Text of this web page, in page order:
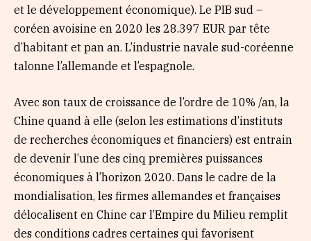
et le développement économique). Le PIB sud –
coréen avoisine en 2020 les 28.397 EUR par tête
d’habitant et pan an. L’industrie navale sud-coréenne
talonne l’allemande et l’espagnole.
Avec son taux de croissance de l’ordre de 10% /an, la
Chine quand à elle (selon les estimations d’instituts
de recherches économiques et financiers) est entrain
de devenir l’une des cinq premières puissances
économiques à l’horizon 2020. Dans le cadre de la
mondialisation, les firmes allemandes et françaises
délocalisent en Chine car l’Empire du Milieu remplit
des conditions cadres certaines qui favorisent